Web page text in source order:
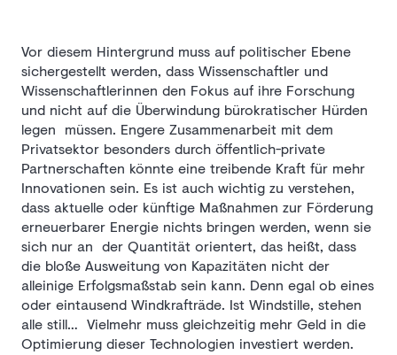
Vor diesem Hintergrund muss auf politischer Ebene
sichergestellt werden, dass Wissenschaftler und
Wissenschaftlerinnen den Fokus auf ihre Forschung
und nicht auf die Überwindung bürokratischer Hürden
legen müssen. Engere Zusammenarbeit mit dem
Privatsektor besonders durch öffentlich-private
Partnerschaften könnte eine treibende Kraft für mehr
Innovationen sein. Es ist auch wichtig zu verstehen,
dass aktuelle oder künftige Maßnahmen zur Förderung
erneuerbarer Energie nichts bringen werden, wenn sie
sich nur an der Quantität orientert, das heißt, dass
die bloße Ausweitung von Kapazitäten nicht der
alleinige Erfolgsmaßstab sein kann. Denn egal ob eines
oder eintausend Windkrafträde. Ist Windstille, stehen
alle still… Vielmehr muss gleichzeitig mehr Geld in die
Optimierung dieser Technologien investiert werden.